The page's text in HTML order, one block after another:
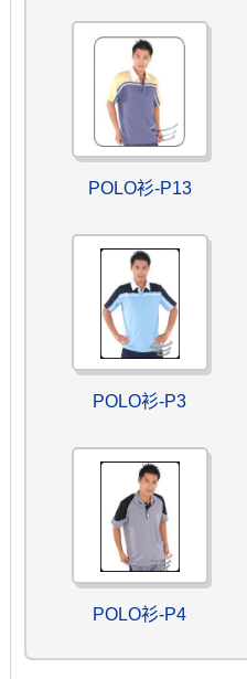
POLO衫-P13
POLO衫-P3
POLO衫-P4